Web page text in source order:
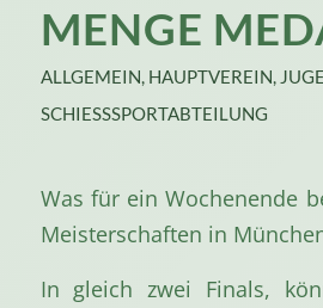
MENGE
ALLGEMEIN, HAUPTVEREIN,
SCHIESSSPORTABTEILUNG
Was für ein Wochenende
Meisterschaften in
In gleich zwei Finals,